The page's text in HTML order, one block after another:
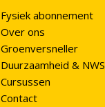
Fysiek abonnement
Over ons
Groenversneller
Duurzaamheid &
Cursussen
Contact